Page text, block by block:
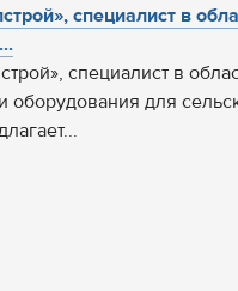
специалист в
специалист в
оборудования для